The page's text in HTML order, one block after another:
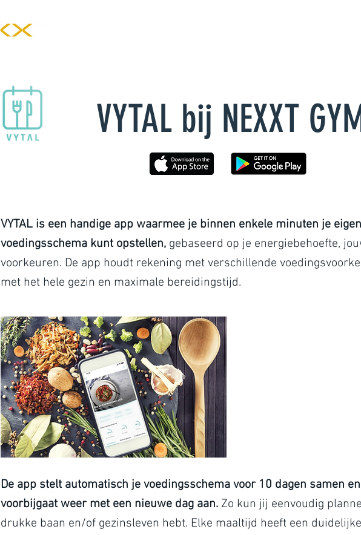
VYTAL bij NEXXT
VYTAL is een handige app waarmee je binnen enkele minuten je
voedingsschema kunt opstellen, gebaseerd op je energiebehoefte,
voorkeuren. De app houdt rekening met verschillende
met het hele gezin en maximale bereidingstijd.
De app stelt automatisch je voedingsschema voor 10 dagen samen
voorbijgaat weer met een nieuwe dag aan. Zo kun jij eenvoudig
drukke baan en/of gezinsleven hebt. Elke maaltijd heeft een